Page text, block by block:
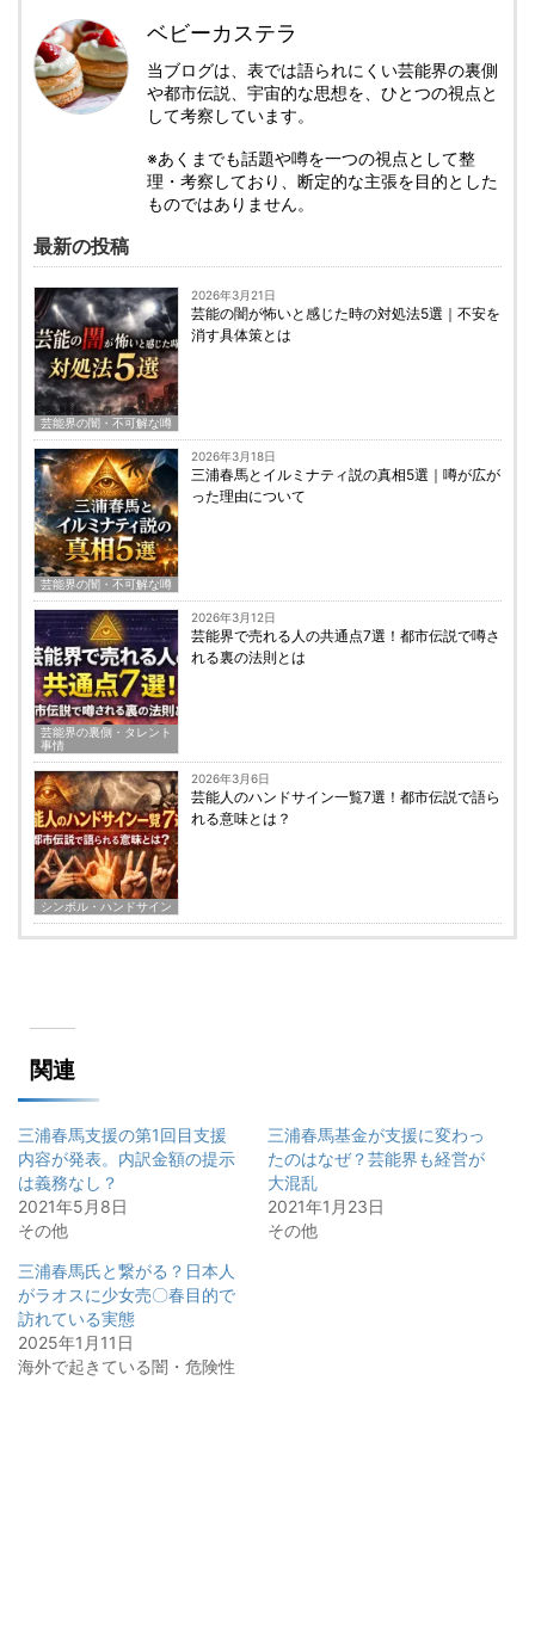
ベビーカステラ
当ブログは、表では語られにくい芸能界の裏側
や都市伝説、宇宙的な思想を、ひとつの視点と
して考察しています。
※あくまでも話題や噂を一つの視点として整
理・考察しており、断定的な主張を目的とした
ものではありません。
最新の投稿
芸能界の闇・不可解な噂
2026年3月21日
芸能の闇が怖いと感じた時の対処法5選｜不安を
消す具体策とは
芸能界の闇・不可解な噂
2026年3月18日
三浦春馬とイルミナティ説の真相5選｜噂が広が
った理由について
芸能界の裏側・タレント
事情
2026年3月12日
芸能界で売れる人の共通点7選！都市伝説で噂さ
れる裏の法則とは
シンボル・ハンドサイン
2026年3月6日
芸能人のハンドサイン一覧7選！都市伝説で語ら
れる意味とは？
関連
三浦春馬支援の第1回目支援
内容が発表。内訳金額の提示
は義務なし？
2021年5月8日
その他
三浦春馬基金が支援に変わっ
たのはなぜ？芸能界も経営が
大混乱
2021年1月23日
その他
三浦春馬氏と繋がる？日本人
がラオスに少女売〇春目的で
訪れている実態
2025年1月11日
海外で起きている闇・危険性